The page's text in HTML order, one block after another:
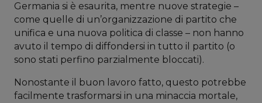
Germania si è esaurita, mentre nuove strategie –
come quelle di un’organizzazione di partito che
unifica e una nuova politica di classe – non hanno
avuto il tempo di diffondersi in tutto il partito (o
sono stati perfino parzialmente bloccati).
Nonostante il buon lavoro fatto, questo potrebbe
facilmente trasformarsi in una minaccia mortale,